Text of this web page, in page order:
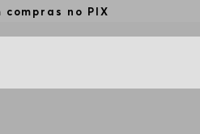
compras no PIX